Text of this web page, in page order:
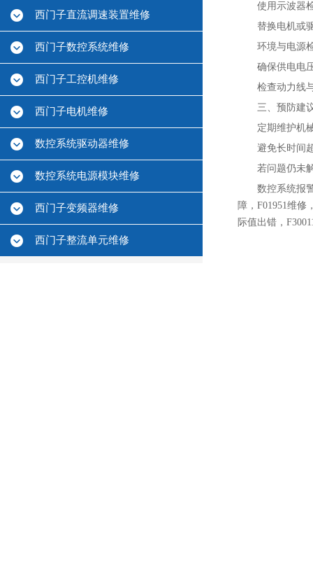
西门子直流调速装置维修
西门子数控系统维修
西门子工控机维修
西门子电机维修
数控系统驱动器维修
数控系统电源模块维修
西门子变频器维修
西门子整流单元维修
使用示波器
替换电机或
环境与电源
确保供电电
检查动力线
三、预防建
定期维护机
避免长时间
若问题仍未
数控系统报
障，F01951维修
际值出错，